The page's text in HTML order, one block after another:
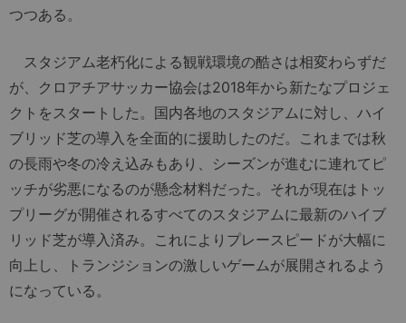
つつある。
スタジアム老朽化による観戦環境の酷さは相変わらずだ
が、クロアチアサッカー協会は2018年から新たなプロジェ
クトをスタートした。国内各地のスタジアムに対し、ハイ
ブリッド芝の導入を全面的に援助したのだ。これまでは秋
の長雨や冬の冷え込みもあり、シーズンが進むに連れてピ
ッチが劣悪になるのが懸念材料だった。それが現在はトッ
プリーグが開催されるすべてのスタジアムに最新のハイブ
リッド芝が導入済み。これによりプレースピードが大幅に
向上し、トランジションの激しいゲームが展開されるよう
になっている。